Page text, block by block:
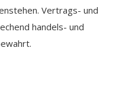
Vertrags- und
handels- und